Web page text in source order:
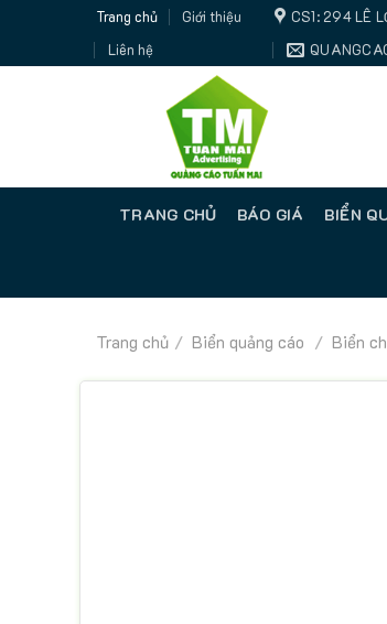
Trang chủ
Giới thiệu
Liên hệ
CS1: 294 LÊ
TRANG CHỦ BÁO GIÁ BIỂN
Trang chủ / Biển quảng cáo / Biển